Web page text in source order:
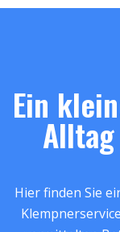
Ein
Hier finden Sie